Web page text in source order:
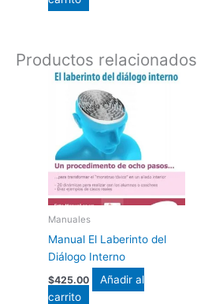
Productos relacionados
Manuales
Manual El Laberinto del
Diálogo Interno
$425.00
Añadir al
carrito